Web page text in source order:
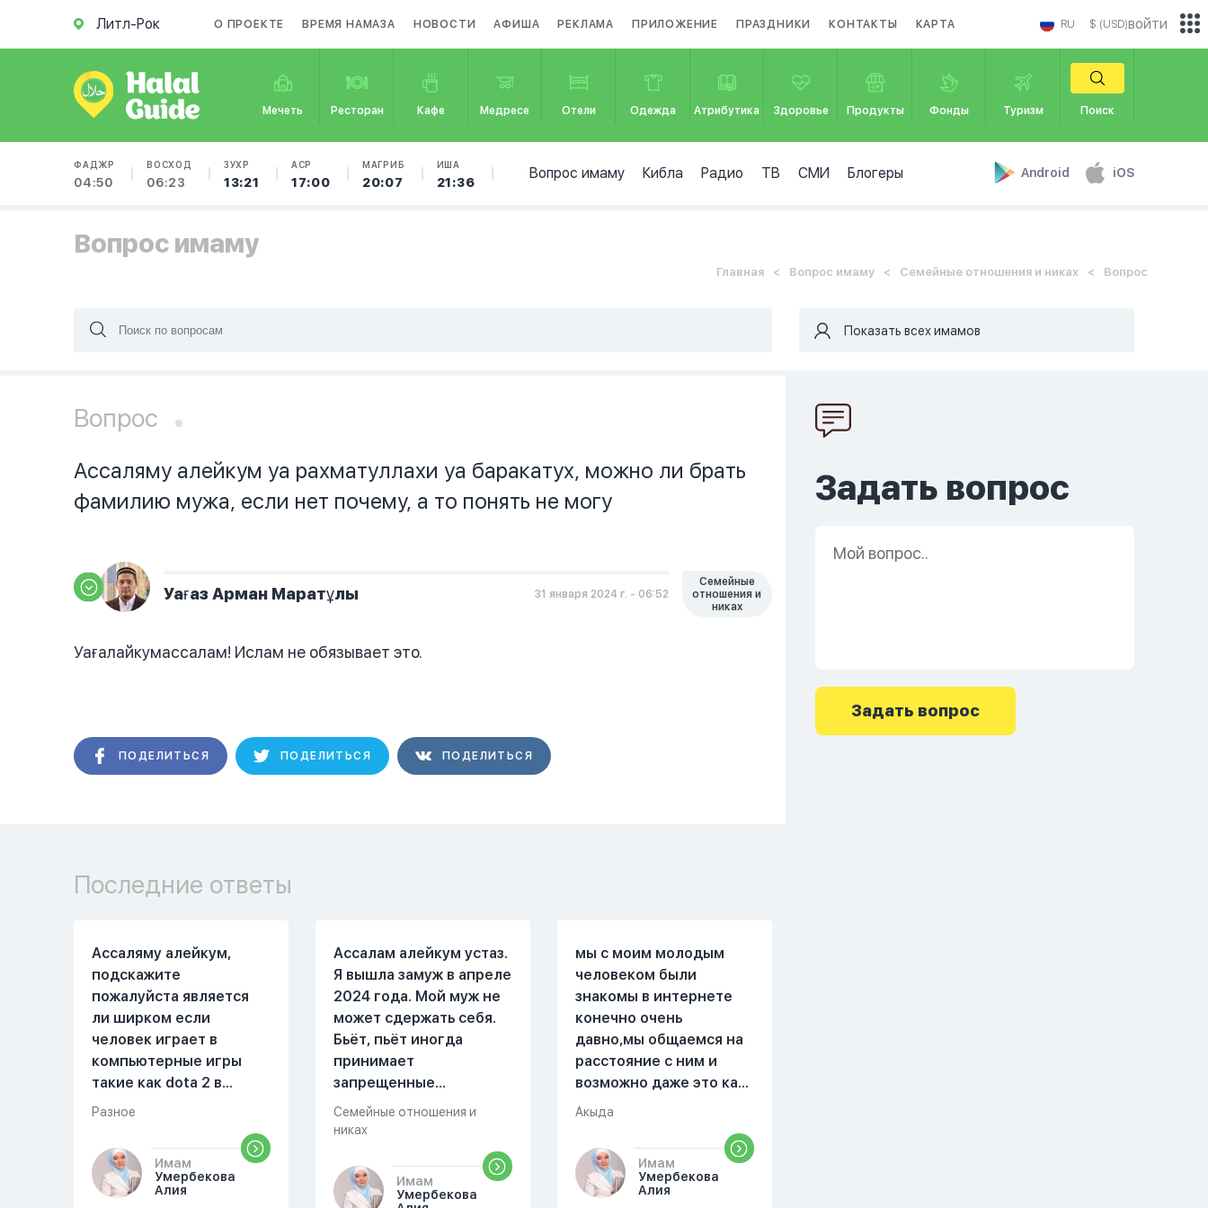
Литл-Рок О ПРОЕКТЕ ВРЕМЯ НАМАЗА НОВОСТИ АФИША РЕКЛАМА ПРИЛОЖЕНИЕ ПРАЗДНИКИ КОНТАКТЫ КАРТА RU $ (USD)
Мечеть Ресторан Кафе Медресе Отели Одежда Атрибутика Здоровье Продукты Фонды Туризм Поиск
ФАДЖР
04:50
ВОСХОД
06:23
ЗУХР
13:21
АСР
17:00
МАГРИБ
20:07
ИША
21:36
Вопрос имаму Кибла Радио ТВ СМИ Блогеры Android iOS
войти
Вопрос имаму
Главная Вопрос имаму Семейные отношения и никах Вопрос
Показать всех имамов
Вопрос
Ассаляму алейкум уа рахматуллахи уа баракатух, можно ли брать
фамилию мужа, если нет почему, а то понять не могу
Уағаз Арман Маратұлы 31 января 2024 г. - 06:52
Семейные
отношения и
никах
Уағалайкумассалам! Ислам не обязывает это.
ПОДЕЛИТЬСЯ ПОДЕЛИТЬСЯ ПОДЕЛИТЬСЯ
Задать вопрос
Последние ответы
Ассаляму алейкум,
подскажите
пожалуйста является
ли ширком если
человек играет в
компьютерные игры
такие как dota 2 в
которых присутствует
идолопоклонство,
такие надписи как
«богоподобие»,
Разное
Имам
Умербекова
Алия
Ассалам алейкум устаз.
Я вышла замуж в апреле
2024 года. Мой муж не
может сдержать себя.
Бьёт, пьёт иногда
принимает
запрещенные
вещества. Он стал
избивать меня уже на
совместной жизни.
Причины были разные."
Семейные отношения и
никах
Имам
Умербекова
мы с моим молодым
человеком были
знакомы в интернете
конечно очень
давно,мы общаемся на
расстояние с ним и
возможно даже это как
то помешало,знаю о 17
прочитать два раза
истихар намаз,первый
раз я прочитала до
Акыда
Имам
Умербекова
Алия